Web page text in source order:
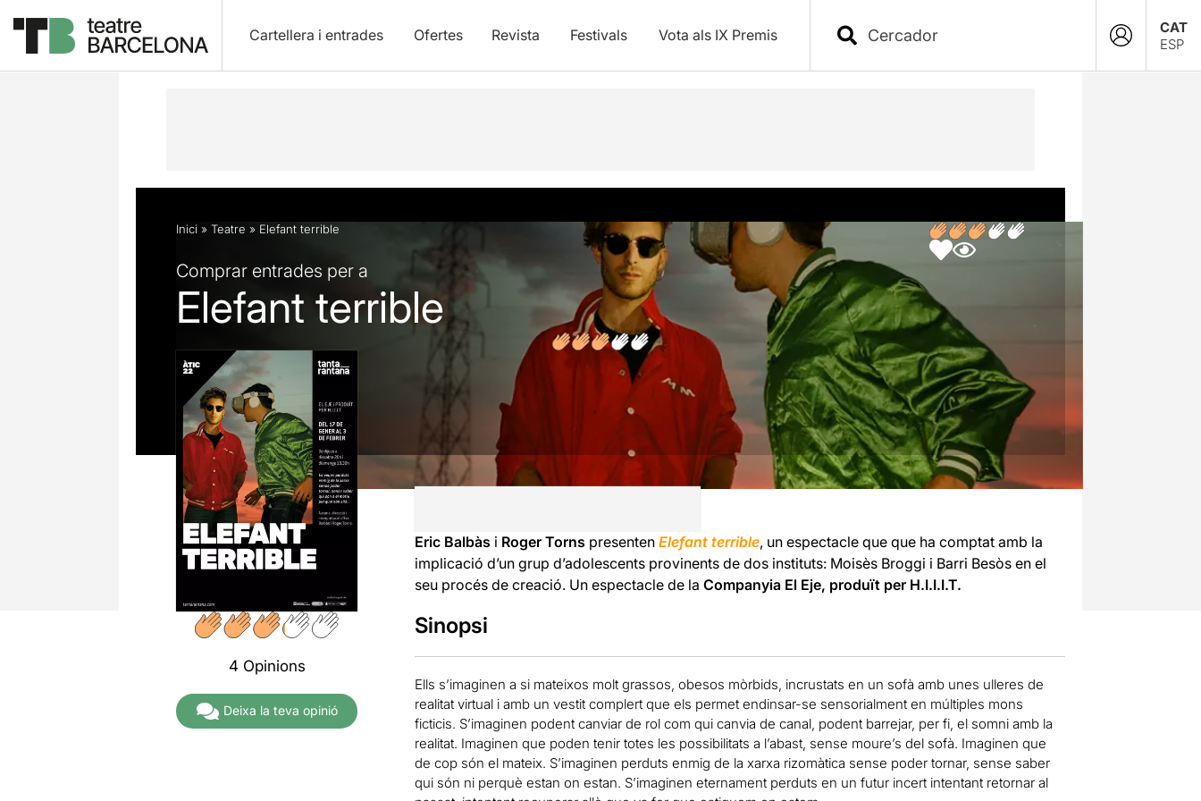
Cartellera i entrades Ofertes Revista Festivals Vota als IX Premis
CAT
ESP
Descripció Fitxa artística Fotos i vídeos Opinions
Inici » Teatre » Elefant terrible
Comprar entrades per a
Elefant terrible
4 Opinions
Deixa la teva opinió
Eric Balbàs i Roger Torns presenten Elefant terrible, un espectacle que que ha comptat amb la
implicació d’un grup d’adolescents provinents de dos instituts: Moisès Broggi i Barri Besòs en el
seu procés de creació. Un espectacle de la Companyia El Eje, produït per H.I.I.I.T.
Sinopsi
Ells s’imaginen a si mateixos molt grassos, obesos mòrbids, incrustats en un sofà amb unes ulleres de
realitat virtual i amb un vestit complert que els permet endinsar-se sensorialment en múltiples mons
ficticis. S’imaginen podent canviar de rol com qui canvia de canal, podent barrejar, per fi, el somni amb la
realitat. Imaginen que poden tenir totes les possibilitats a l’abast, sense moure’s del sofà. Imaginen que
de cop són el mateix. S’imaginen perduts enmig de la xarxa rizomàtica sense poder tornar, sense saber
qui són ni perquè estan on estan. S’imaginen eternament perduts en un futur incert intentant retornar al